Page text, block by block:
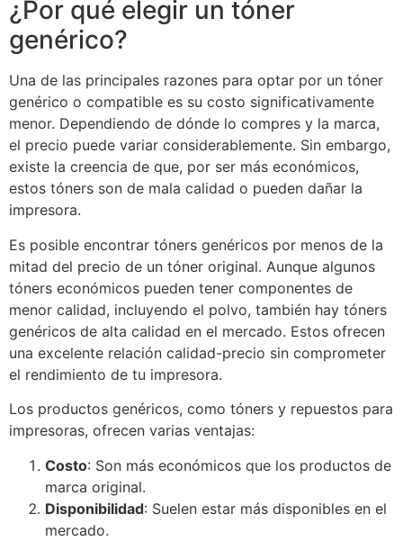
¿Por qué elegir un tóner
genérico?
Una de las principales razones para optar por un tóner
genérico o compatible es su costo significativamente
menor. Dependiendo de dónde lo compres y la marca,
el precio puede variar considerablemente. Sin embargo,
existe la creencia de que, por ser más económicos,
estos tóners son de mala calidad o pueden dañar la
impresora.
Es posible encontrar tóners genéricos por menos de la
mitad del precio de un tóner original. Aunque algunos
tóners económicos pueden tener componentes de
menor calidad, incluyendo el polvo, también hay tóners
genéricos de alta calidad en el mercado. Estos ofrecen
una excelente relación calidad-precio sin comprometer
el rendimiento de tu impresora.
Los productos genéricos, como tóners y repuestos para
impresoras, ofrecen varias ventajas:
Costo: Son más económicos que los productos de
marca original.
Disponibilidad: Suelen estar más disponibles en el
mercado.